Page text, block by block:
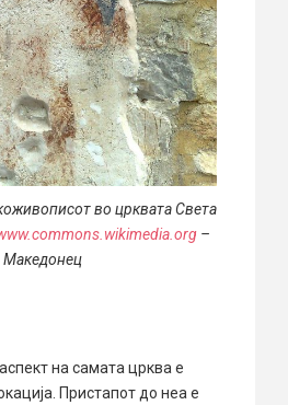
во црквата Света
–
Македонец
на самата црква е
Пристапот до неа е